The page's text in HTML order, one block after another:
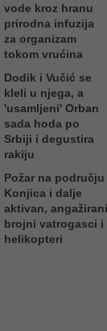
vode kroz hranu
prirodna infuzija
za organizam
tokom vrućina
Dodik i Vučić se
kleli u njega, a
'usamljeni' Orban
sada hoda po
Srbiji i degustira
rakiju
Požar na području
Konjica i dalje
aktivan, angažirani
brojni vatrogasci i
helikopteri